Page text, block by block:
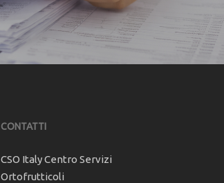
CONTATTI
CSO Italy Centro Servizi
Ortofrutticoli